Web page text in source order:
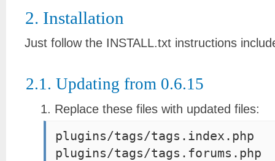
2. Installation
Just follow the INSTALL.txt instructions
2.1. Updating from 0.6.15
Replace these files with updated files:
plugins/tags/tags.index.php
plugins/tags/tags.forums.php